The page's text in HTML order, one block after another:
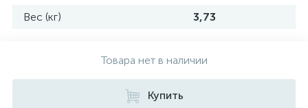
Вес (кг)
3,73
Товара нет в наличии
Купить